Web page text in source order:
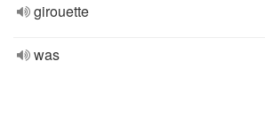
girouette
was